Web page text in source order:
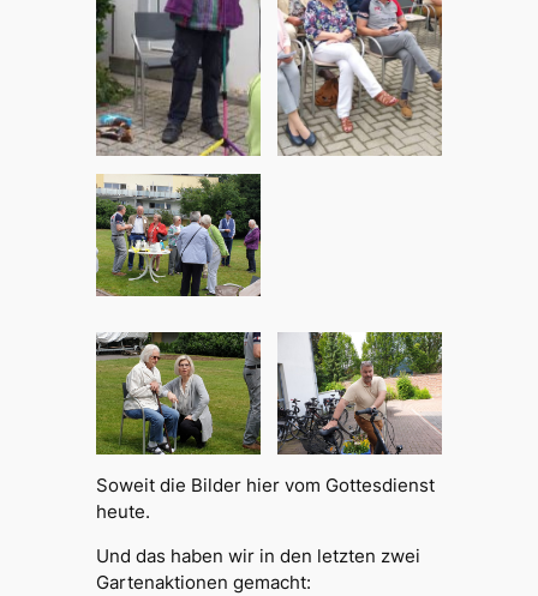
Soweit die Bilder hier vom Gottesdienst
heute.
Und das haben wir in den letzten zwei
Gartenaktionen gemacht: